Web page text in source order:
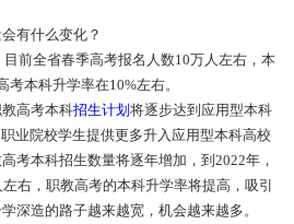
有什么变化？
前全省春季高考报名人数10万人左右，本
本科升学率在10%左右。
高考本科招生计划将逐步达到应用型本科
业院校学生提供更多升入应用型本科高校
考本科招生数量将逐年增加，到2022年，
右，职教高考的本科升学率将提高，吸引
深造的路子越来越宽，机会越来越多。